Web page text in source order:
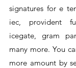
signatures for e
iec, provident
icegate, gram
many more. You
more amount by